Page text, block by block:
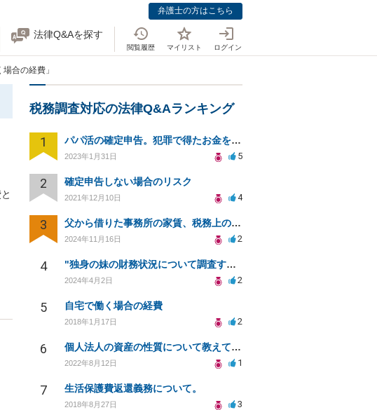
弁護士の方はこちら
法律Q&Aを探す
閲覧履歴 マイリスト ログイン
合の経費」
税務調査対応の法律Q&Aランキング
1 パパ活の確定申告。犯罪で得たお金を渡されていた場合について相談させてください。
2023年1月31日 5
2 確定申告しない場合のリスク
2021年12月10日 4
3 父から借りた事務所の家賃、税務上の影響は？
2024年11月16日 2
4 "独身の妹の財務状況について調査する方法について"
2024年4月2日 2
5 自宅で働く場合の経費
2018年1月17日 2
6 個人法人の資産の性質について教えてください
2022年8月12日 1
7 生活保護費返還義務について。
2018年8月27日 3